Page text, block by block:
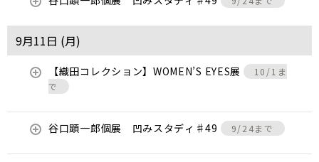
9月11日 (月)
【織田コレクション】WOMEN’S EYES展
10/1ま
で
谷口顕一郎個展 凹みスタディ♯49 9/24まで